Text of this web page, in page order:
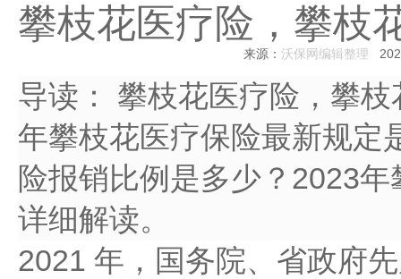
攀枝花医疗险，攀枝
来源： 沃保网编辑整理
导读：
攀枝花医疗险，攀
年攀枝花医疗保险最新规定
险报销比例是多少？2023
详细解读。
2021 年，国务院、省政府